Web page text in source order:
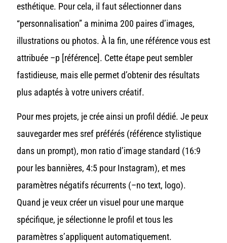
esthétique. Pour cela, il faut sélectionner dans
“personnalisation” a minima 200 paires d’images,
illustrations ou photos. À la fin, une référence vous est
attribuée –p [référence]. Cette étape peut sembler
fastidieuse, mais elle permet d’obtenir des résultats
plus adaptés à votre univers créatif.
Pour mes projets, je crée ainsi un profil dédié. Je peux
sauvegarder mes sref préférés (référence stylistique
dans un prompt), mon ratio d’image standard (16:9
pour les bannières, 4:5 pour Instagram), et mes
paramètres négatifs récurrents (–no text, logo).
Quand je veux créer un visuel pour une marque
spécifique, je sélectionne le profil et tous les
paramètres s’appliquent automatiquement.